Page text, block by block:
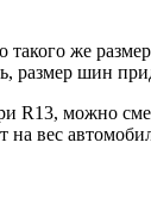
же
размер шин
R13, можно
вес